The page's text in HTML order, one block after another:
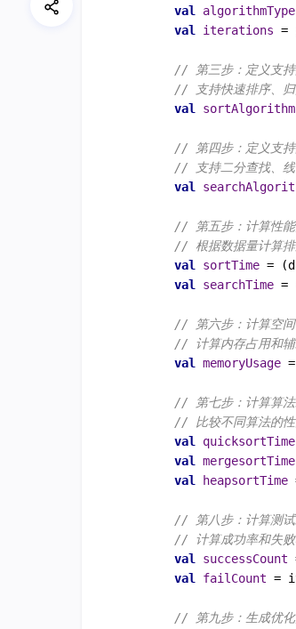
val algorithmType
val iterations =
// 第三步：定义支持
// 支持快速排序、归
val
// 第四步：定义支持
// 支持二分查找、线
val
// 第五步：计算性能
// 根据数据量计算排
val sortTime =
val searchTime =
// 第六步：计算空间
// 计算内存占用和辅
val memoryUsage =
// 第七步：计算算法
// 比较不同算法的
val quicksortTime
val mergesortTime
val
heapsortTime
// 第八步：计算测试
// 计算成功率和失
val successCount
val failCount =
// 第九步：生成优化